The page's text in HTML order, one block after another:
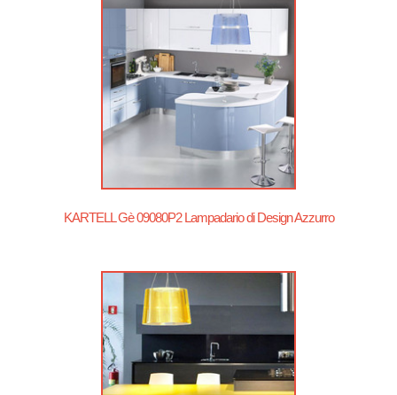
KARTELL Gè 09080P2 Lampadario di Design Azzurro